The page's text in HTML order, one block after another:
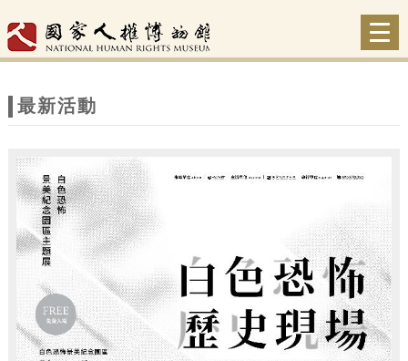
站
題
最新活動